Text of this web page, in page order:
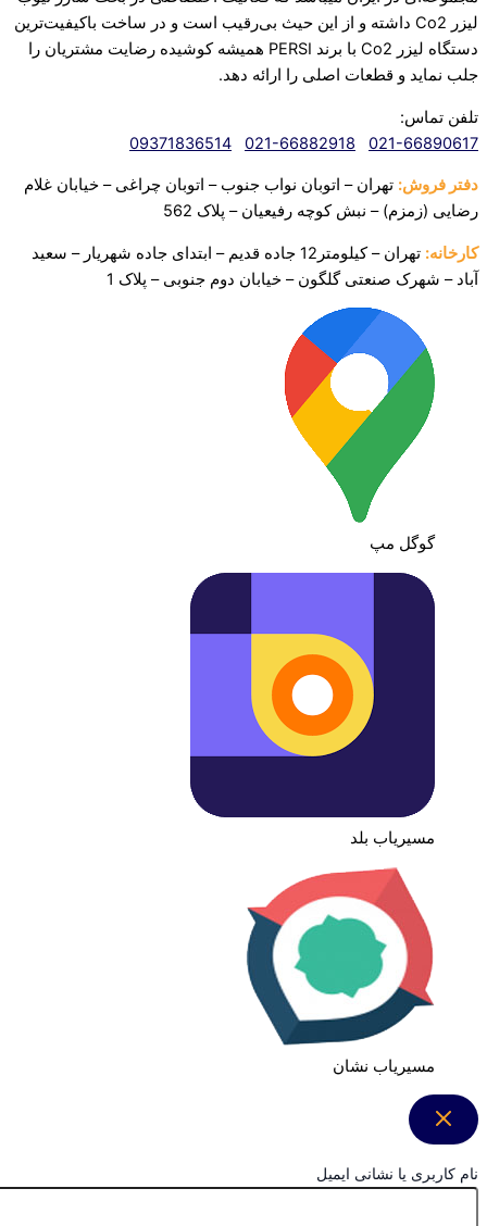
لیزر Co2 داشته و از این حیث بی‌رقیب است و در ساخت باکیفیت‌ترین
دستگاه لیزر Co2 با برند PERSI همیشه کوشیده رضایت مشتریان را
جلب نماید و قطعات اصلی را ارائه دهد.‌
تلفن تماس:
021-66890617
021-66882918
09371836514
دفتر فروش: تهران – اتوبان نواب جنوب – اتوبان چراغی – خیابان غلام
رضایی (زمزم) – نبش کوچه رفیعیان – پلاک 562
کارخانه:
تهران – کیلومتر12 جاده قدیم – ابتدای جاده شهریار – سعید
آباد – شهرک صنعتیگلگون – خیابان دوم جنوبی – پلاک 1
گوگل مپ
مسیریاب بلد
مسیریاب نشان
نام کاربری یا نشانی ایمیل